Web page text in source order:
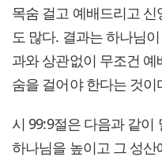
목숨 걸고 예배드리고
도 많다. 결과는 하나님
과와 상관없이 무조건
숨을 걸어야 한다는 것이
시 99:9절은 다음과 같이
하나님을 높이고 그 성